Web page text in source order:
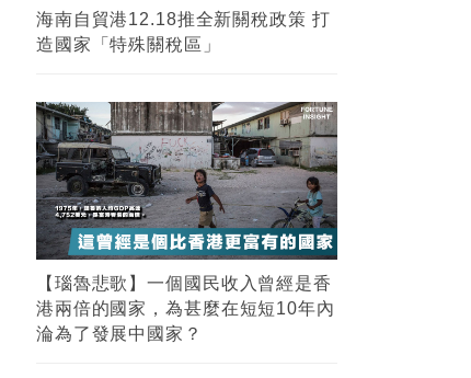
海南自貿港12.18推全新關稅政策 打
造國家「特殊關稅區」
【瑙魯悲歌】一個國民收入曾經是香
港兩倍的國家，為甚麼在短短10年內
淪為了發展中國家？